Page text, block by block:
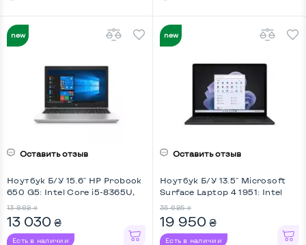
Оставить отзыв
Ноутбук Б/У 15.6" HP Probook
650 G5: Intel Core i5-8365U,
13 862 ₴
13 030 ₴
Есть в наличии
Оставить отзыв
Ноутбук Б/У 13.5" Microsoft
Surface Laptop 4 1951: Intel
Touchscreen, Key Light
35 625 ₴
19 950 ₴
Есть в наличии